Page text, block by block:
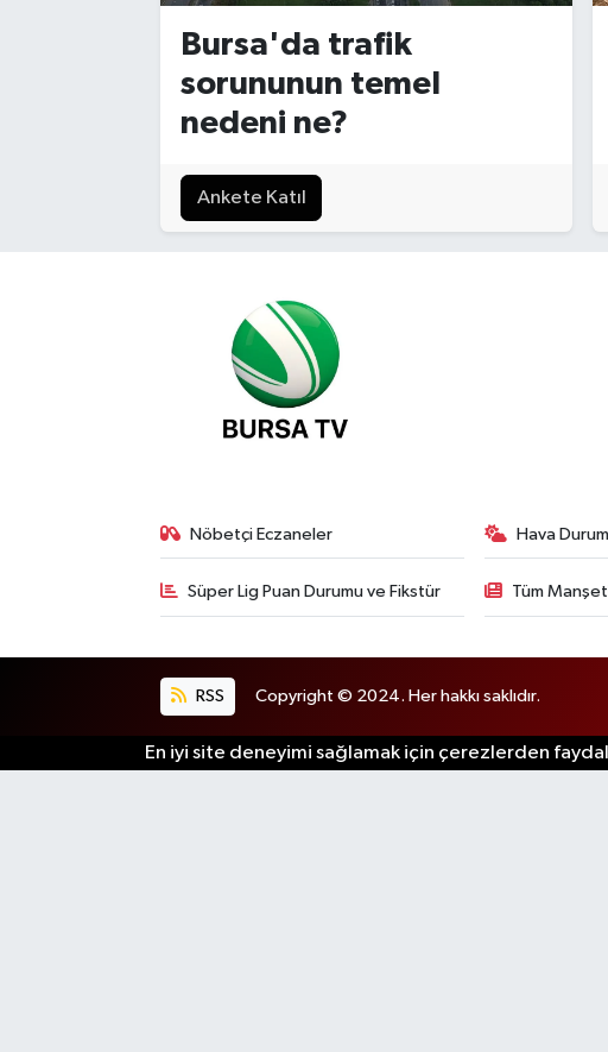
Bursa'da trafik
sorununun temel
nedeni ne?
Ankete Katıl
Nöbetçi Eczaneler Hava
Süper Lig Puan Durumu ve Fikstür Tüm
RSS Copyright © 2024. Her hakkı saklıdır.
En iyi site deneyimi sağlamak için çerezlerden